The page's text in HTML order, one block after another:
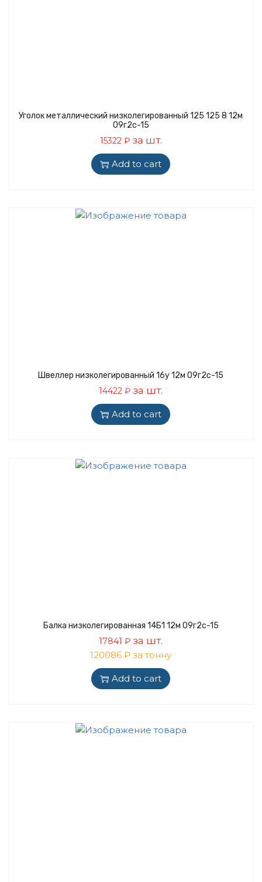
Уголок металлический низколегированный 125 125 8 12м
09г2с-15
15322 ₽за шт.
Add to cart
Швеллер низколегированный 16у 12м 09г2с-15
14422₽ за шт.
Add to cart
Балка низколегированная 14Б1 12м 09г2с-15
17841₽ за шт.
120086 ₽ за тонну
Add to cart